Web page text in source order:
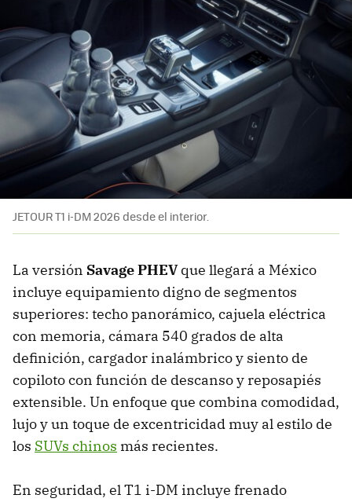
JETOUR T1 i-DM 2026 desde el interior.
La versión Savage PHEVque llegará a México
incluye equipamiento digno de segmentos
superiores: techo panorámico, cajuela eléctrica
con memoria, cámara 540 grados de alta
definición, cargador inalámbrico y siento de
copiloto con función de descanso y reposapiés
extensible. Un enfoque que combina comodidad,
lujo y un toque de excentricidad muy al estilo de
los SUVs chinos más recientes.
En seguridad, el T1 i-DM incluye frenado